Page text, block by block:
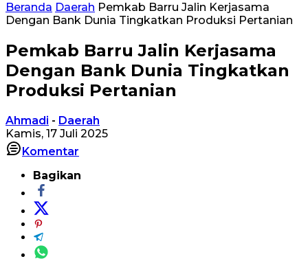
Beranda Daerah Pemkab Barru Jalin Kerjasama
Dengan Bank Dunia Tingkatkan Produksi Pertanian
Pemkab Barru Jalin Kerjasama
Dengan Bank Dunia Tingkatkan
Produksi Pertanian
Ahmadi - Daerah
Kamis, 17 Juli 2025
Komentar
Bagikan